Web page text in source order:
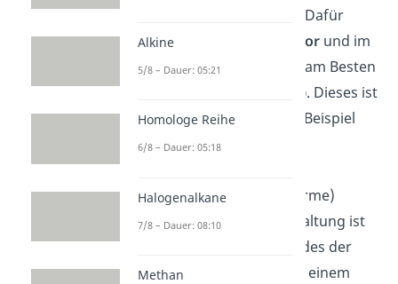
gebildet werden müssen. Dafür
benötigst du einen
Initiator und im
Falle von Styrol wählst du am Besten
(DBPO). Dieses ist
labil und kann somit zum Beispiel
photolytisch(unter
thermolytisch
(durch Wärme)
gespalten werden. Die Spaltung ist
, das heißt jedes der
beiden Radikale bleibt mit einem
Alkine
5/8 – Dauer: 05:21
Homologe Reihe
6/8 – Dauer: 05:18
Halogenalkane
7/8 – Dauer: 08:10
Methan